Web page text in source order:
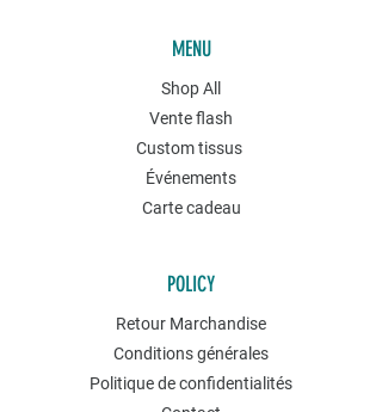
MENU
Shop All
Vente flash
Custom tissus
Événements
Carte cadeau
POLICY
Retour Marchandise
Conditions générales
Politique de confidentialités